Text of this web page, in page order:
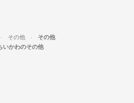
その他 その他
いかわのその他